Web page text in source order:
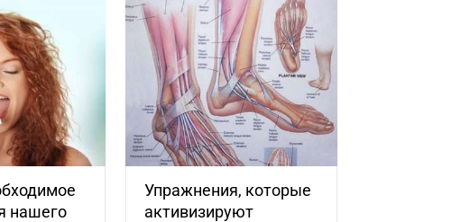
нашего
Упражнения, которые
активизируют